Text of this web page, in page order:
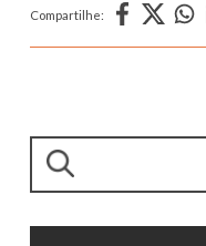
Compartilhe:
Pesquisar